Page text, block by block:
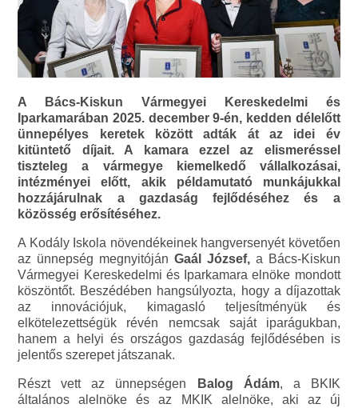
A Bács-Kiskun Vármegyei Kereskedelmi és
Iparkamarában 2025. december 9-én, kedden délelőtt
ünnepélyes keretek között adták át az idei év
kitüntető díjait. A kamara ezzel az elismeréssel
tiszteleg a vármegye kiemelkedő vállalkozásai,
intézményei előtt, akik példamutató munkájukkal
hozzájárulnak a gazdaság fejlődéséhez és a
közösség erősítéséhez.
A Kodály Iskola növendékeinek hangversenyét követően
az ünnepség megnyitóján Gaál József,a Bács-Kiskun
Vármegyei Kereskedelmi és Iparkamara elnöke mondott
köszöntőt. Beszédében hangsúlyozta, hogy a díjazottak
az innovációjuk, kimagasló teljesítményük és
elkötelezettségük révén nemcsak saját iparágukban,
hanem a helyi és országos gazdaság fejlődésében is
jelentős szerepet játszanak.
Részt vett az ünnepségen Balog Ádám, a BKIK
általános alelnöke és az MKIK alelnöke, aki az új